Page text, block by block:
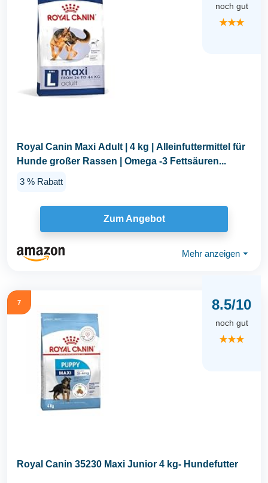
noch gut
★★★
Royal Canin Maxi Adult | 4 kg | Alleinfuttermittel für
Hunde großer Rassen | Omega -3 Fettsäuren...
3 % Rabatt
Zum Angebot
Mehr anzeigen ⏷
7 8.5/10
noch gut
★★★
Royal Canin 35230 Maxi Junior 4 kg- Hundefutter